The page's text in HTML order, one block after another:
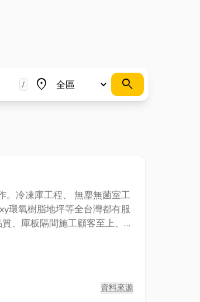
/ place
地區
search
。冷凍庫工程、 無塵無菌室工
環氧樹脂地坪等全台灣都有服
、庫板隔間施工顧客至上、
工團隊，確保每一個案場的
板隔間品質更加完善與卓
資料來源